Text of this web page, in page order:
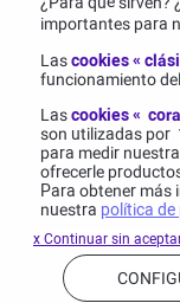
importantes para
Lascookies «
funcionamiento
Lascookies «
son utilizadas por
para medir
ofrecerle
Para obtener más
nuestra política de
x Continuar sin